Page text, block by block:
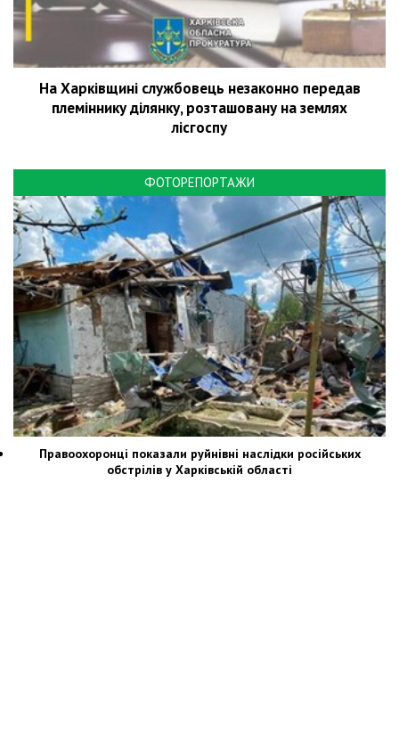
На Харківщині службовець незаконно передав
племіннику ділянку, розташовану на землях
лісгоспу
ФОТОРЕПОРТАЖИ
Правоохоронці показали руйнівні наслідки російських
обстрілів у Харківській області